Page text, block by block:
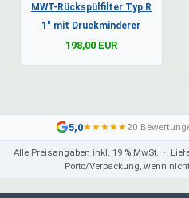
MWT-Rückspülfilter Typ R
1" mit Druckminderer
198,00 EUR
5,0★★★★★20
Alle Preisangaben inkl. 19 % MwSt. ·
Porto/Verpackung, wenn